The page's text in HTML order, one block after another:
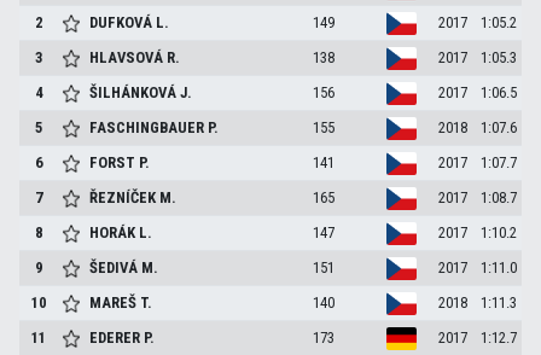
2
DUFKOVÁ L. 149 2017
1:05.2
3
HLAVSOVÁ R. 138 2017
1:05.3
4
ŠILHÁNKOVÁJ. 156 2017
1:06.5
5
FASCHINGBAUER P. 155 2018
1:07.6
6
FORST P. 141 2017
1:07.7
7
ŘEZNÍČEK M. 165 2017
1:08.7
8
HORÁK L. 147 2017
1:10.2
9
ŠEDIVÁ M. 151 2017
1:11.0
10
MAREŠ T. 140 2018
1:11.3
11
EDERER P. 173 2017
1:12.7